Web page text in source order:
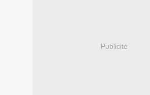
Publicité